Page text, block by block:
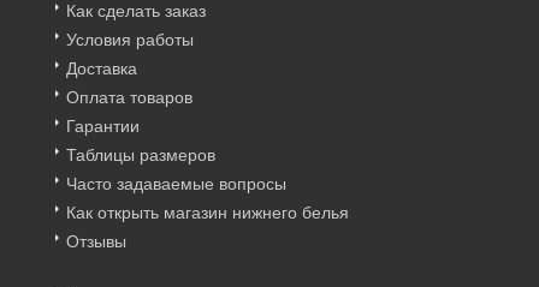
Как сделать заказ
Условия работы
Доставка
Оплата товаров
Гарантии
Таблицы размеров
Часто задаваемые вопросы
Как открыть магазин нижнего белья
Отзывы